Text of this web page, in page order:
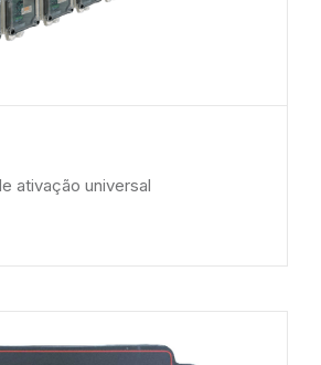
ativação universal